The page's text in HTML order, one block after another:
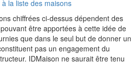
à la liste des maisons
chiffrées ci-dessus dépendent des
être apportées à cette idée de
que dans le seul but de donner un
pas un engagement du
IDMaison ne saurait être tenu